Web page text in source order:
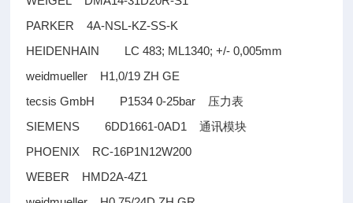
PARKER 4A-NSL-KZ-SS-K
HEIDENHAIN LC 483; ML1340; +/- 0,005mm
weidmueller H1,0/19 ZH GE
tecsis GmbH P1534 0-25bar 压力表
SIEMENS 6DD1661-0AD1通讯模块
PHOENIX RC-16P1N12W200
WEBER HMD2A-4Z1